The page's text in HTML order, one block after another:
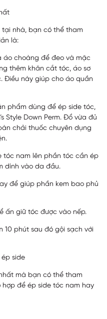
nhà, bạn có thể tham
là:
áo choàng để đeo và mặc
thêm khăn cắt tóc, áo sơ
Điều này giúp cho áo quần
phẩm dùng để ép side tóc,
Style Down Perm. Đổ vừa đủ
chải thuốc chuyên dụng
tóc nam lên phần tóc cần ép
dính vào da đầu.
để giúp phần kem bao phủ
ấn giữ tóc được vào nếp.
10 phút sau đó gội sạch với
side
mà bạn có thể tham
để ép side tóc nam hay